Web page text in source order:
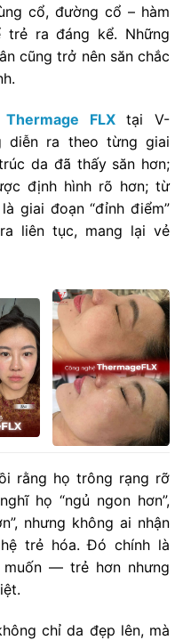
cổ, đường cổ – hàm
ra đáng kể. Những
cũng trở nên săn chắc
Thermage FLXtại V-
diễn ra theo từng giai
da đã thấy săn hơn;
định hình rõ hơn; từ
giai đoạn “đỉnh điểm”
liên tục, mang lại vẻ
rằng họ trông rạng rỡ
họ “ngủ ngon hơn”,
nhưng không ai nhận
trẻ hóa. Đó chính là
— trẻ hơn nhưng
chỉ da đẹp lên, mà